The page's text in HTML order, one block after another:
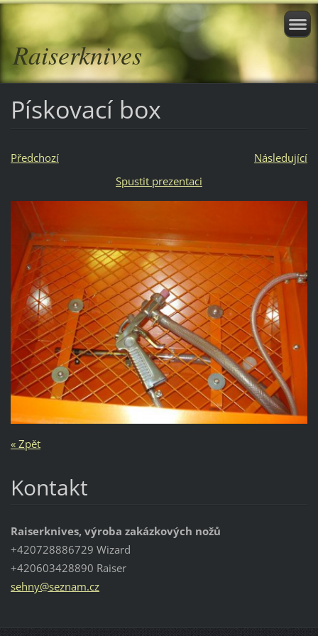
Raiserknives
Pískovací box
Předchozí
Následující
Spustit prezentaci
« Zpět
Kontakt
Raiserknives, výroba zakázkových nožů
+420728886729 Wizard
+420603428890 Raiser
sehny@seznam.cz